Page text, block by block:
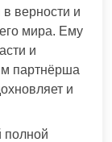
верности и
мира. Ему
и
партнёрша
и
полной